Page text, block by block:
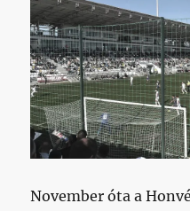
November óta a